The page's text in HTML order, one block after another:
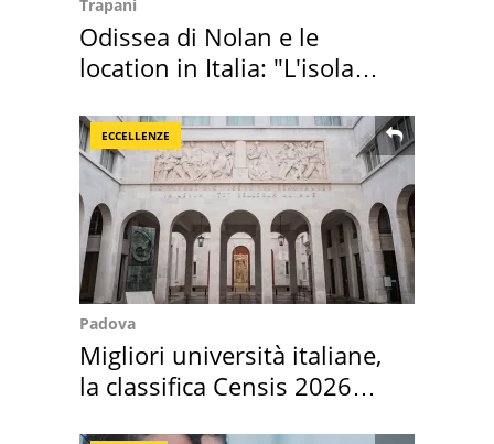
Trapani
Odissea di Nolan e le
location in Italia: "L'isola
ECCELLENZE
Padova
Migliori università italiane,
la classifica Censis 2026